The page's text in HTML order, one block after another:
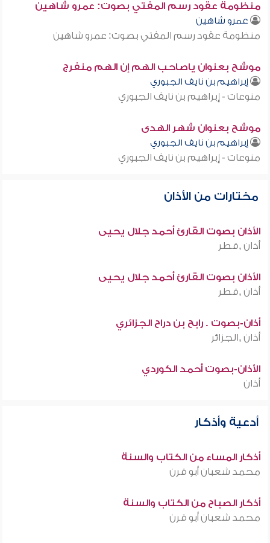
منظومة عقود رسم المفتي بصوت: عمرو شاهين
عمرو شاهين
منظومة عقود رسم المفتي بصوت: عمرو شاهين
موشح بعنوان ياصاحب الهم إن الهم منفرج
إبراهيم بن نايف الجبوري
منوعات - إبراهيم بن نايف الجبوري
موشح بعنوان شهر الهدى
إبراهيم بن نايف الجبوري
منوعات - إبراهيم بن نايف الجبوري
مختارات من الأذان
الأذان بصوت القارئ أحمد جلال يحيى
أذان ,قطر
الأذان بصوت القارئ أحمد جلال يحيى
أذان ,قطر
أذان-بصوت . رابح بن دراح الجزائري
أذان ,الجزائر
الأذان-بصوت أحمد الكوردي
أذان
أدعية وأذكار
أذكار المساء من الكتاب والسنة
محمد شعبان أبو قرن
أذكار الصباح من الكتاب والسنة
محمد شعبان أبو قرن